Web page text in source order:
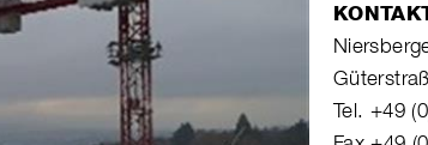
Tel. +49